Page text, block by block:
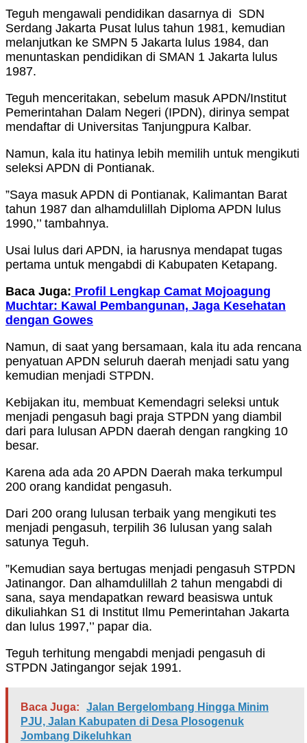
Teguh mengawali pendidikan dasarnya di SDN
Serdang Jakarta Pusat lulus tahun 1981, kemudian
melanjutkan ke SMPN 5 Jakarta lulus 1984, dan
menuntaskan pendidikan di SMAN 1 Jakarta lulus
1987.
Teguh menceritakan, sebelum masuk APDN/Institut
Pemerintahan Dalam Negeri (IPDN), dirinya sempat
mendaftar di Universitas Tanjungpura Kalbar.
Namun, kala itu hatinya lebih memilih untuk mengikuti
seleksi APDN di Pontianak.
”Saya masuk APDN di Pontianak, Kalimantan Barat
tahun 1987 dan alhamdulillah Diploma APDN lulus
1990,’’ tambahnya.
Usai lulus dari APDN, ia harusnya mendapat tugas
pertama untuk mengabdi di Kabupaten Ketapang.
Baca Juga: Profil Lengkap Camat Mojoagung
Muchtar: Kawal Pembangunan, Jaga Kesehatan
dengan Gowes
Namun, di saat yang bersamaan, kala itu ada rencana
penyatuan APDN seluruh daerah menjadi satu yang
kemudian menjadi STPDN.
Kebijakan itu, membuat Kemendagri seleksi untuk
menjadi pengasuh bagi praja STPDN yang diambil
dari para lulusan APDN daerah dengan rangking 10
besar.
Karena ada ada 20 APDN Daerah maka terkumpul
200 orang kandidat pengasuh.
Dari 200 orang lulusan terbaik yang mengikuti tes
menjadi pengasuh, terpilih 36 lulusan yang salah
satunya Teguh.
”Kemudian saya bertugas menjadi pengasuh STPDN
Jatinangor. Dan alhamdulillah 2 tahun mengabdi di
sana, saya mendapatkan reward beasiswa untuk
dikuliahkan S1 di Institut Ilmu Pemerintahan Jakarta
dan lulus 1997,’’ papar dia.
Teguh terhitung mengabdi menjadi pengasuh di
STPDN Jatingangor sejak 1991.
Baca Juga:
Jalan Bergelombang Hingga Minim
PJU, Jalan Kabupaten di Desa Plosogenuk
Jombang Dikeluhkan